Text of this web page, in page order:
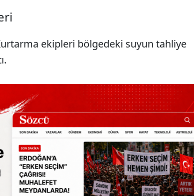
Sesi Aç
ekipleri bölgedeki suyun tahliye